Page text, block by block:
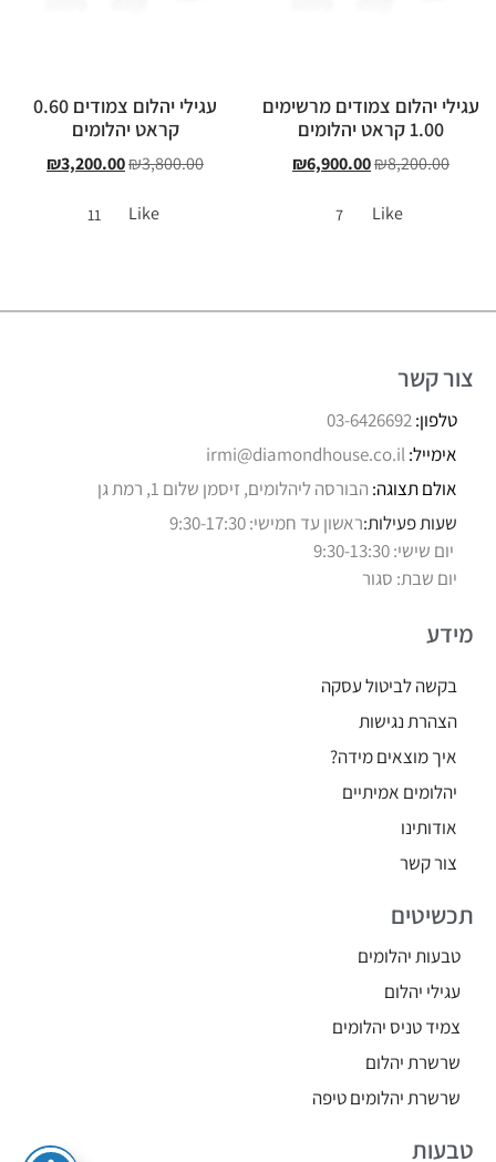
עגילי יהלום צמודים מרשימים
1.00 קראט יהלומים
₪8,200.00
₪6,900.00
Like
7
עגילי יהלום צמודים 0.60
קראט יהלומים
₪3,800.00
₪3,200.00
Like
11
צור קשר
טלפון:03-6426692
אימייל:irmi@diamondhouse.co.il
אולם תצוגה: הבורסה ליהלומים, זיסמן שלום 1, רמת גן
שעות פעילות:ראשון עד חמישי: 9:30-17:30
יום שישי: 9:30-13:30
יום שבת: סגור
מידע
בקשה לביטול עסקה
הצהרת נגישות
איך מוצאים מידה?
יהלומים אמיתיים
אודותינו
צור קשר
תכשיטים
טבעות יהלומים
עגילי יהלום
צמיד טניס יהלומים
שרשרת יהלום
שרשרת יהלומים טיפה
טבעות